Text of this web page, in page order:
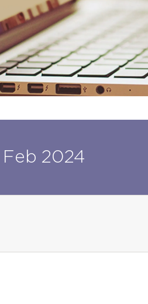
Feb 2024